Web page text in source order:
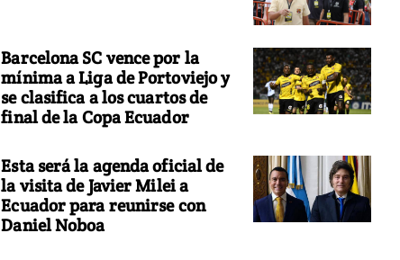
Barcelona SC vence por la
mínima a Liga de Portoviejo y
se clasifica a los cuartos de
final de la Copa Ecuador
Esta será la agenda oficial de
la visita de Javier Milei a
Ecuador para reunirse con
Daniel Noboa